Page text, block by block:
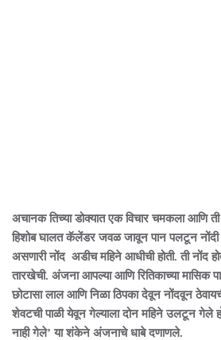
अचानक तिच्या डोक्यात एक विचार चमकला आणि
हिशोब घालत कॅलेंडर जवळ जावून पान पलटून नोंदी
असणारी नोंद अडीच महिने आधीची होती. ती नोंद
तारखेची. अंजना आपल्या आणि रितिकाच्या मासिक
छोटासा लाल आणि निळा ठिपका देवून नोंदवून
शेवटची पाळी येवून गेल्याला दोन महिने उलटून गेले
नाही गेले’ या शंकेने अंजनाचे धाबे दणाणले.